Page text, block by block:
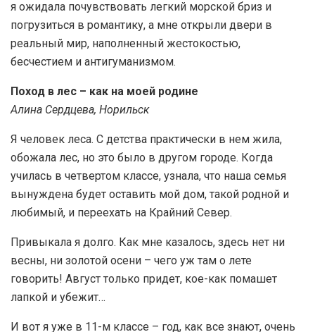
я ожидала почувствовать легкий морской бриз и
погрузиться в романтику, а мне открыли двери в
реальный мир, наполненный жестокостью,
бесчестием и антигуманизмом.
Поход в лес – как на моей родине
Алина Сердцева, Норильск
Я человек леса. С детства практически в нем жила,
обожала лес, но это было в другом городе. Когда
училась в четвертом классе, узнала, что наша семья
вынуждена будет оставить мой дом, такой родной и
любимый, и переехать на Крайний Север.
Привыкала я долго. Как мне казалось, здесь нет ни
весны, ни золотой осени – чего уж там о лете
говорить! Август только придет, кое-как помашет
лапкой и убежит…
И вот я уже в 11-м классе – год, как все знают, очень